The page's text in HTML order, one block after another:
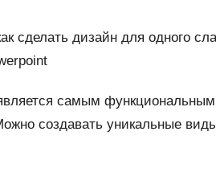
самым
создавать уникальные